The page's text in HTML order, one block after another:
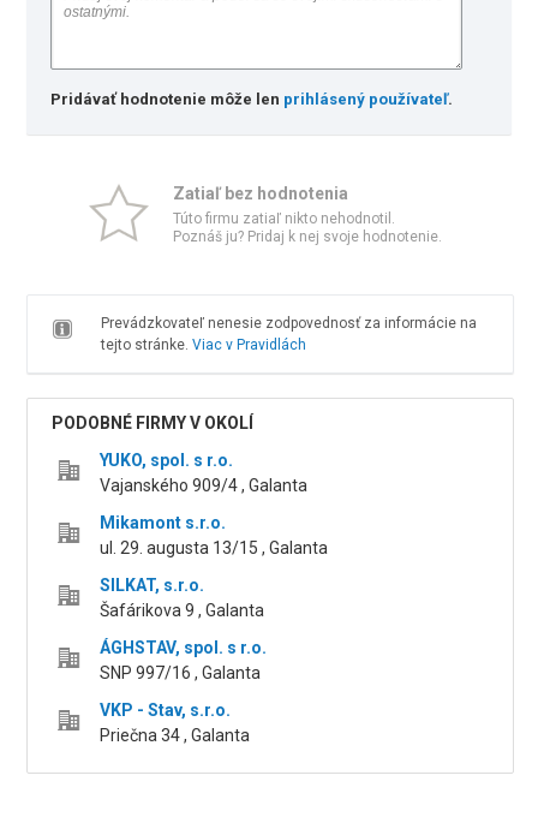
Pridávať hodnotenie môže len prihlásený používateľ.
Zatiaľ bez hodnotenia
Túto firmu zatiaľ nikto nehodnotil.
Poznáš ju? Pridaj k nej svoje hodnotenie.
Prevádzkovateľ nenesie zodpovednosť za informácie na
tejto stránke. Viac v Pravidlách
PODOBNÉ FIRMY V OKOLÍ
YUKO, spol. s r.o.
Vajanského 909/4 , Galanta
Mikamont s.r.o.
ul. 29. augusta 13/15 , Galanta
SILKAT, s.r.o.
Šafárikova 9 , Galanta
ÁGHSTAV, spol. s r.o.
SNP 997/16 , Galanta
VKP - Stav, s.r.o.
Priečna 34 , Galanta